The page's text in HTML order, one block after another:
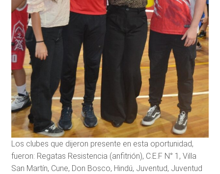
Los clubes que dijeron presente en esta oportunidad,
fueron: Regatas Resistencia (anfitrión), C.E.F N° 1, Villa
San Martín, Cune, Don Bosco, Hindú, Juventud, Juventud